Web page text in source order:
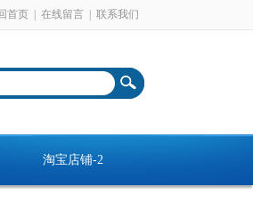
首页 在线留言 联系我们
淘宝店铺-2